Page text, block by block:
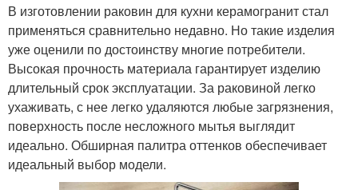
В изготовлении раковин для кухни керамогранит стал
применяться сравнительно недавно. Но такие изделия
уже оценили по достоинству многие потребители.
Высокая прочность материала гарантирует изделию
длительный срок эксплуатации. За раковиной легко
ухаживать, с нее легко удаляются любые загрязнения,
поверхность после несложного мытья выглядит
идеально. Обширная палитра оттенков обеспечивает
идеальный выбор модели.